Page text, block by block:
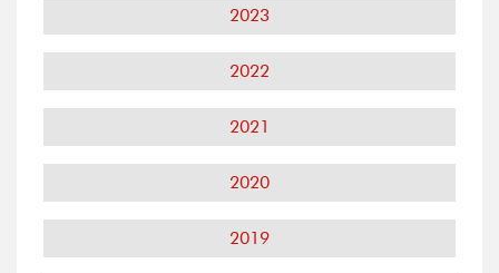
2023
2022
2021
2020
2019